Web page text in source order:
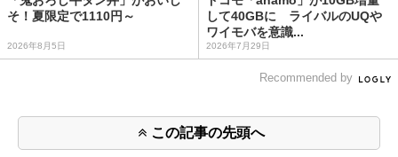
そ！夏限定で1110円～
2026年8月5日
して40GBに ライバルのUQや
ワイモバを意識...
2026年7月29日
Recommended by
この記事の先頭へ